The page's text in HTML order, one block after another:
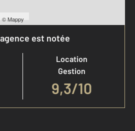
©Mappy
est notée
Location
Gestion
9,3/10